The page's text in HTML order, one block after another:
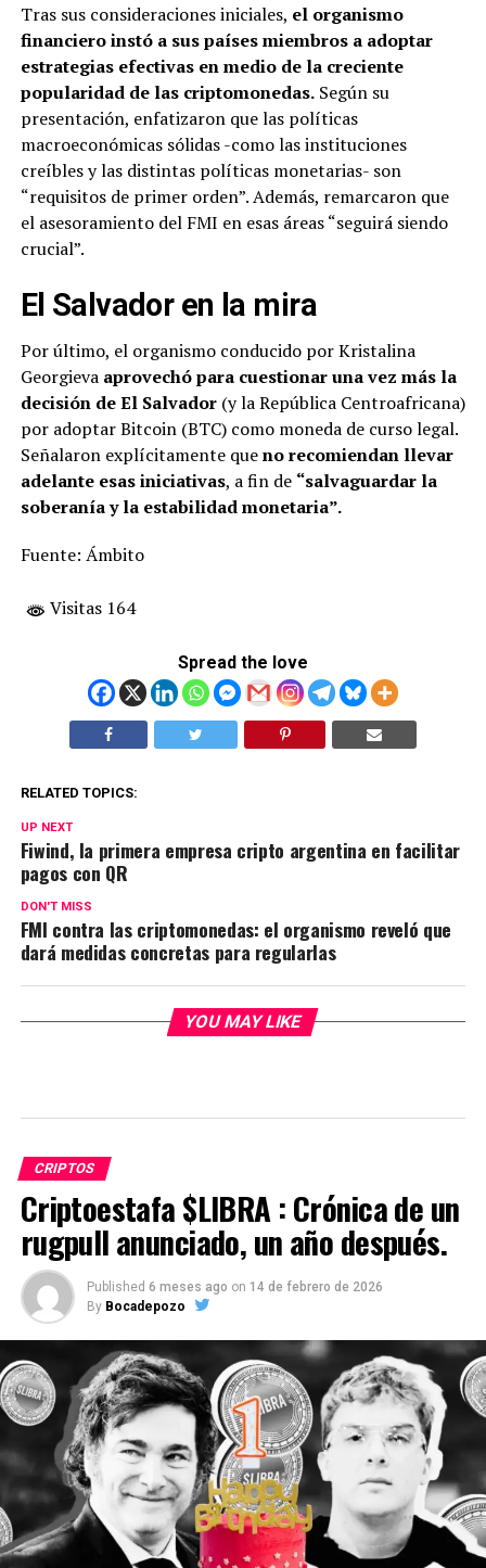
Tras sus consideraciones iniciales, el organismo
financiero instó a sus países miembros a adoptar
estrategias efectivas en medio de la creciente
popularidad de las criptomonedas.Según su
presentación, enfatizaron que las políticas
macroeconómicas sólidas -como las instituciones
creíbles y las distintas políticas monetarias- son
“requisitos de primer orden”. Además, remarcaron que
el asesoramiento del FMI en esas áreas “seguirá siendo
crucial”.
El Salvador en la mira
Por último, el organismo conducido por Kristalina
Georgieva aprovechó para cuestionar una vez más la
decisión de El Salvador(y la República Centroafricana)
por adoptar Bitcoin (BTC) como moneda de curso legal.
Señalaron explícitamente queno recomiendan llevar
adelante esas iniciativas, a fin de “salvaguardar la
soberanía y la estabilidad monetaria”.
Fuente: Ámbito
Visitas 164
Spread the love
RELATED TOPICS:
UP NEXT
Fiwind, la primera empresa cripto argentina en facilitar
pagos con QR
DON'T MISS
FMI contra las criptomonedas: el organismo reveló que
dará medidas concretas para regularlas
YOU MAY LIKE
CRIPTOS
Criptoestafa $LIBRA : Crónica de un
rugpull anunciado, un año después.
Published 6 meses ago on 14 de febrero de 2026
By Bocadepozo